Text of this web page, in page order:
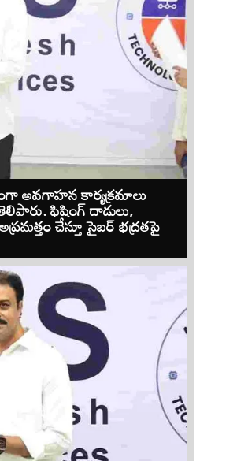
అవగాహన కార్యక్రమాలు
ఫిషింగ్ దాడులు,
చేస్తూ సైబర్ భద్రతపై